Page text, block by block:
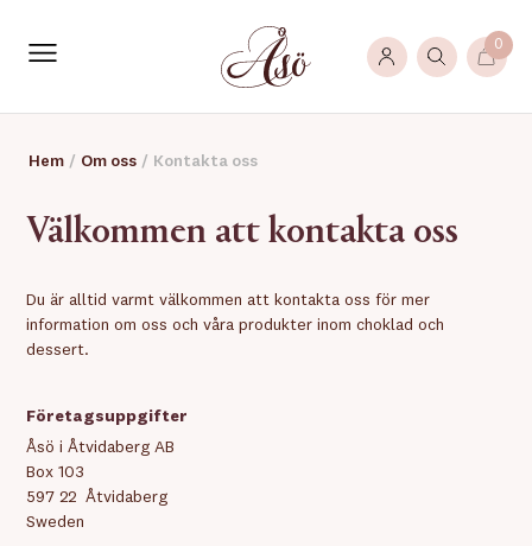
0
Hem / Om oss / Kontakta oss
Välkommen att kontakta oss
Du är alltid varmt välkommen att kontakta oss för mer
information om oss och våra produkter inom choklad och
dessert.
Företagsuppgifter
Åsö i Åtvidaberg AB
Box 103
597 22 Åtvidaberg
Sweden